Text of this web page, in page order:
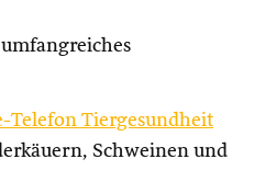
Telefon Tiergesundheit
Schweinen und